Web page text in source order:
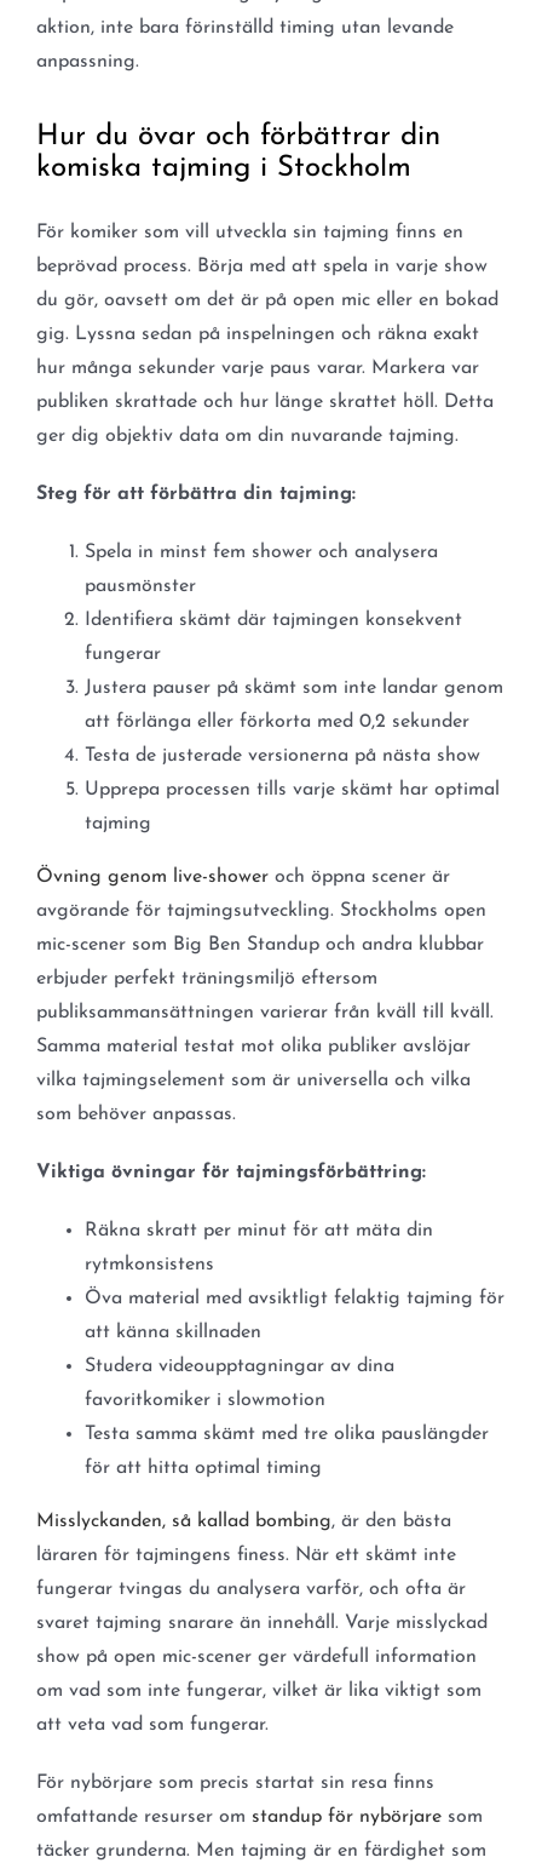
aktion, inte bara förinställd timing utan levande
anpassning.
Hur du övar och förbättrar din
komiska tajming i Stockholm
För komiker som vill utveckla sin tajming finns en
beprövad process. Börja med att spela in varje show
du gör, oavsett om det är på open mic eller en bokad
gig. Lyssna sedan på inspelningen och räkna exakt
hur många sekunder varje paus varar. Markera var
publiken skrattade och hur länge skrattet höll. Detta
ger dig objektiv data om din nuvarande tajming.
Steg för att förbättra din tajming:
Spela in minst fem shower och analysera
pausmönster
Identifiera skämt där tajmingen konsekvent
fungerar
Justera pauser på skämt som inte landar genom
att förlänga eller förkorta med 0,2 sekunder
Testa de justerade versionerna på nästa show
Upprepa processen tills varje skämt har optimal
tajming
Övning genom live-showeroch öppna scener är
avgörande för tajmingsutveckling. Stockholms open
mic-scener som Big Ben Standup och andra klubbar
erbjuder perfekt träningsmiljö eftersom
publiksammansättningen varierar från kväll till kväll.
Samma material testat mot olika publiker avslöjar
vilka tajmingselement som är universella och vilka
som behöver anpassas.
Viktiga övningar för tajmingsförbättring:
Räkna skratt per minut för att mäta din
rytmkonsistens
Öva material med avsiktligt felaktig tajming för
att känna skillnaden
Studera videoupptagningar av dina
favoritkomiker i slowmotion
Testa samma skämt med tre olika pauslängder
för att hitta optimal timing
Misslyckanden, så kallad bombing, är den bästa
läraren för tajmingens finess. När ett skämt inte
fungerar tvingas du analysera varför, och ofta är
svaret tajming snarare än innehåll. Varje misslyckad
show på open mic-scener ger värdefull information
om vad som inte fungerar, vilket är lika viktigt som
att veta vad som fungerar.
För nybörjare som precis startat sin resa finns
omfattande resurser om standup för nybörjaresom
täcker grunderna. Men tajming är en färdighet som